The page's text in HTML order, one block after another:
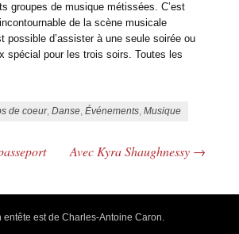
groupes de musique métissées. C’est
de la scène musicale
possible d’assister à une seule soirée ou
spécial pour les trois soirs. Toutes les
de coeur,Danse ,Événements ,Musique
articles
Avec Kyra Shaughnessy →
est de Charles-Antoine Caron.